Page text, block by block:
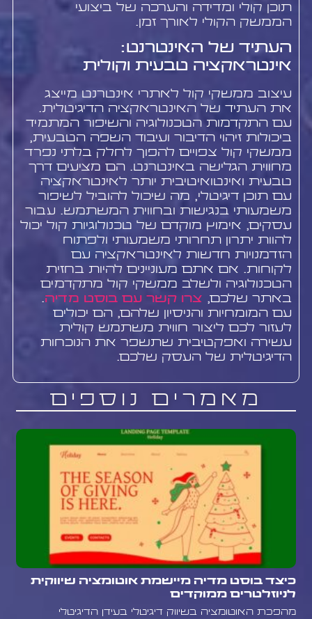
תוכן קולי ומדידה והערכה של ביצועי
הממשק הקולי לאורך זמן.
העתיד של האינטרנט:
אינטראקציה טבעית וקולית
עיצוב ממשקי קול לאתרי אינטרנט מייצג
את העתיד של האינטראקציה הדיגיטלית.
עם התקדמות הטכנולוגיה והשיפור המתמיד
ביכולות זיהוי הדיבור ועיבוד השפה הטבעית,
ממשקי קול צפויים להפוך לחלק בלתי נפרד
מחווית הגלישה באינטרנט. הם מציעים דרך
טבעית ואינטואיטיבית יותר לאינטראקציה
עם תוכן דיגיטלי, מה שיכול להוביל לשיפור
משמעותי בנגישות ובחווית המשתמש. עבור
עסקים, אימוץ מוקדם של טכנולוגיות קול יכול
להוות יתרון תחרותי משמעותי ולפתוח
הזדמנויות חדשות לאינטראקציה עם
לקוחות. אם אתם מעוניינים להיות בחזית
הטכנולוגיה ולשלב ממשקי קול מתקדמים
באתר שלכם, צרו קשר עם בוסט מדיה.
עם המומחיות והניסיון שלהם, הם יכולים
לעזור לכם ליצור חווית משתמש קולית
עשירה ואפקטיבית שתשפר את הנוכחות
הדיגיטלית של העסק שלכם.
מאמרים נוספים
כיצד בוסט מדיה מיישמת אוטומציה שיווקית
לניוזלטרים ממוקדים
מהפכת האוטומציה בשיווק דיגיטלי בעידן הדיגיטלי